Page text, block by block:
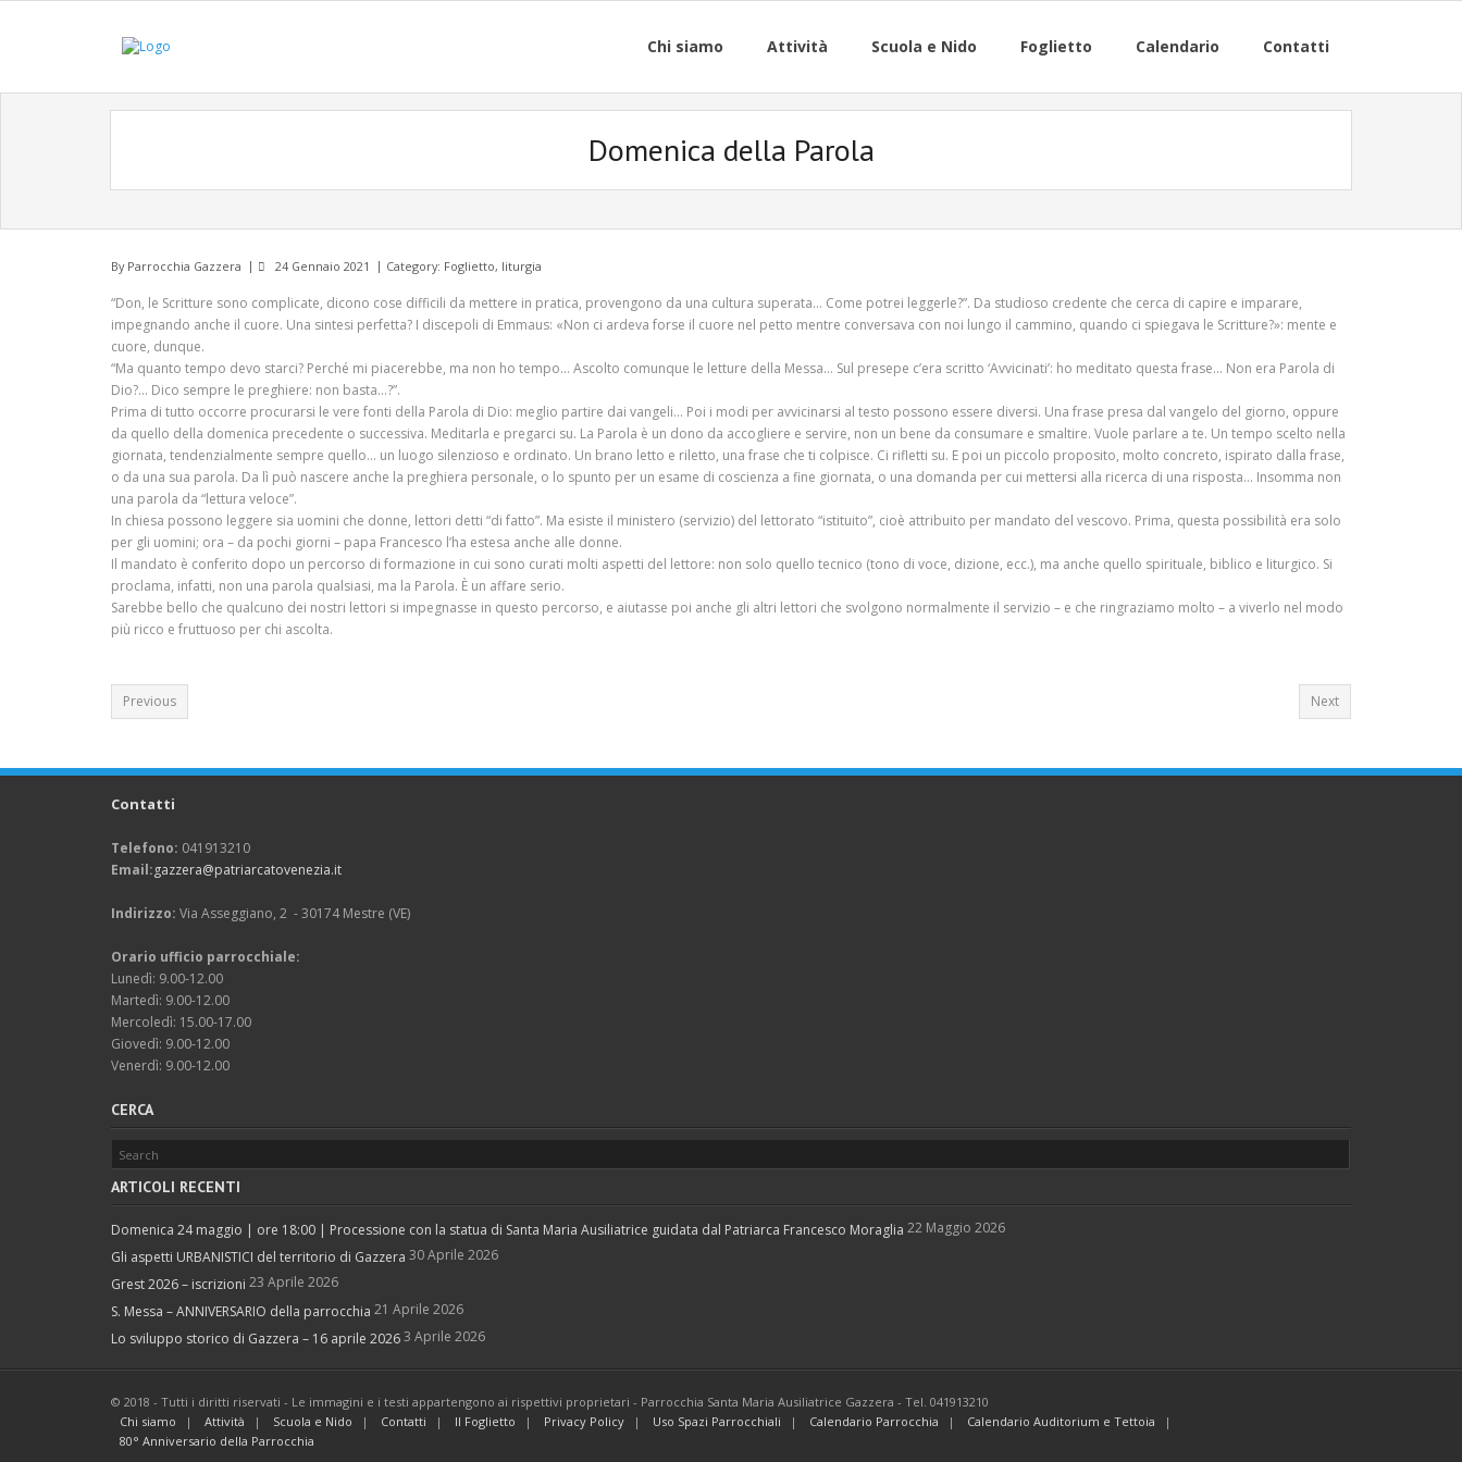
Chi siamo Attività Scuola e Nido Foglietto Calendario Contatti
Domenica della Parola
By Parrocchia Gazzera 24 Gennaio 2021 Category: Foglietto, liturgia
“Don, le Scritture sono complicate, dicono cose difficili da mettere in pratica, provengono da una cultura superata… Come potrei leggerle?”. Da studioso credente che cerca di capire e imparare,
impegnando anche il cuore. Una sintesi perfetta? I discepoli di Emmaus: «Non ci ardeva forse il cuore nel petto mentre conversava con noi lungo il cammino, quando ci spiegava le Scritture?»: mente e
cuore, dunque.
“Ma quanto tempo devo starci? Perché mi piacerebbe, ma non ho tempo… Ascolto comunque le letture della Messa… Sul presepe c’era scritto ‘Avvicinati’: ho meditato questa frase… Non era Parola di
Dio?… Dico sempre le preghiere: non basta…?”.
Prima di tutto occorre procurarsi le vere fonti della Parola di Dio: meglio partire dai vangeli… Poi i modi per avvicinarsi al testo possono essere diversi. Una frase presa dal vangelo del giorno, oppure
da quello della domenica precedente o successiva. Meditarla e pregarci su. La Parola è un dono da accogliere e servire, non un bene da consumare e smaltire. Vuole parlare a te. Un tempo scelto nella
giornata, tendenzialmente sempre quello… un luogo silenzioso e ordinato. Un brano letto e riletto, una frase che ti colpisce. Ci rifletti su. E poi un piccolo proposito, molto concreto, ispirato dalla frase,
o da una sua parola. Da lì può nascere anche la preghiera personale, o lo spunto per un esame di coscienza a fine giornata, o una domanda per cui mettersi alla ricerca di una risposta… Insomma non
una parola da “lettura veloce”.
In chiesa possono leggere sia uomini che donne, lettori detti “di fatto”. Ma esiste il ministero (servizio) del lettorato “istituito”, cioè attribuito per mandato del vescovo. Prima, questa possibilità era solo
per gli uomini; ora – da pochi giorni – papa Francesco l’ha estesa anche alle donne.
Il mandato è conferito dopo un percorso di formazione in cui sono curati molti aspetti del lettore: non solo quello tecnico (tono di voce, dizione, ecc.), ma anche quello spirituale, biblico e liturgico. Si
proclama, infatti, non una parola qualsiasi, ma la Parola. È un affare serio.
Sarebbe bello che qualcuno dei nostri lettori si impegnasse in questo percorso, e aiutasse poi anche gli altri lettori che svolgono normalmente il servizio – e che ringraziamo molto – a viverlo nel modo
più ricco e fruttuoso per chi ascolta.
Previous Next
Contatti
Telefono: 041913210
Email:gazzera@patriarcatovenezia.it
Indirizzo: Via Asseggiano, 2 - 30174 Mestre (VE)
Orario ufficio parrocchiale:
Lunedì: 9.00-12.00
Martedì: 9.00-12.00
Mercoledì: 15.00-17.00
Giovedì: 9.00-12.00
Venerdì: 9.00-12.00
CERCA
ARTICOLI RECENTI
Domenica 24 maggio | ore 18:00 | Processione con la statua di Santa Maria Ausiliatrice guidata dal Patriarca Francesco Moraglia 22 Maggio 2026
Gli aspetti URBANISTICI del territorio di Gazzera 30 Aprile 2026
Grest 2026 – iscrizioni 23 Aprile 2026
S. Messa – ANNIVERSARIO della parrocchia 21 Aprile 2026
Lo sviluppo storico di Gazzera – 16 aprile 20263 Aprile 2026
© 2018 - Tutti i diritti riservati - Le immagini e i testi appartengono ai rispettivi proprietari - Parrocchia Santa Maria Ausiliatrice Gazzera - Tel. 041913210
Chi siamo
Attività Scuola e Nido Contatti Il Foglietto Privacy Policy Uso Spazi Parrocchiali Calendario Parrocchia
Calendario Auditorium e Tettoia
80° Anniversario della Parrocchia